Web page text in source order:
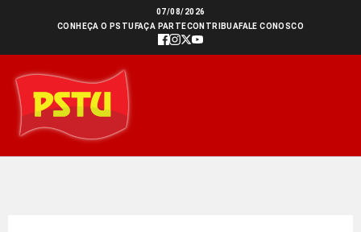
conteúdo
07/08/2026
CONHEÇA O PSTU FAÇA PARTECONTRIBUAFALE CONOSCO